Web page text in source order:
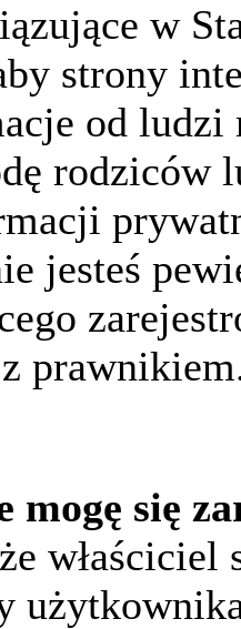
w
strony
od
rodziców
jesteś
mogę się
właściciel